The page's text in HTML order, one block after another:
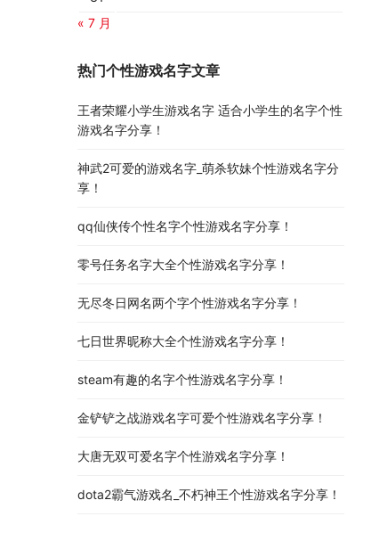
« 7 月
热门个性游戏名字文章
王者荣耀小学生游戏名字 适合小学生的名字个性
游戏名字分享！
神武2可爱的游戏名字_萌杀软妹个性游戏名字分
享！
qq仙侠传个性名字个性游戏名字分享！
零号任务名字大全个性游戏名字分享！
无尽冬日网名两个字个性游戏名字分享！
七日世界昵称大全个性游戏名字分享！
steam有趣的名字个性游戏名字分享！
金铲铲之战游戏名字可爱个性游戏名字分享！
大唐无双可爱名字个性游戏名字分享！
dota2霸气游戏名_不朽神王个性游戏名字分享！